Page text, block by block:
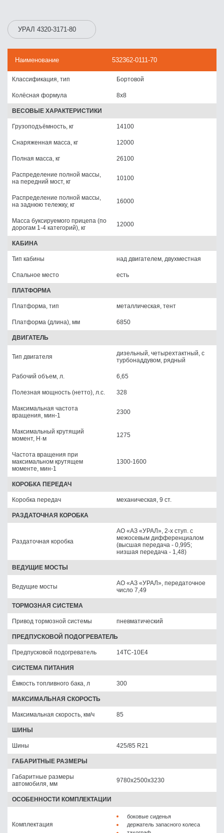
УРАЛ 4320-3171-80
Наименование 532362-0111-70
Классификация, тип Бортовой
Колёсная формула 8x8
ВЕСОВЫЕ ХАРАКТЕРИСТИКИ
Грузоподъёмность, кг 14100
Снаряженная масса, кг 12000
Полная масса, кг 26100
Распределение полной массы,
на передний мост, кг
10100
Распределение полной массы,
на заднюю тележку, кг
16000
Масса буксируемого прицепа (по
дорогам 1-4 категорий), кг
12000
КАБИНА
Тип кабины над двигателем, двухместная
Спальное место есть
ПЛАТФОРМА
Платформа, тип металлическая, тент
Платформа (длина), мм 6850
ДВИГАТЕЛЬ
Тип двигателя
дизельный, четырехтактный, с
турбонаддувом, рядный
Рабочий объем, л. 6,65
Полезная мощность (нетто), л.с. 328
Максимальная частота
вращения, мин-1
2300
Максимальный крутящий
момент, Н·м
1275
Частота вращения при
максимальном крутящем
моменте, мин-1
1300-1600
КОРОБКА ПЕРЕДАЧ
Коробка передач механическая, 9 ст.
РАЗДАТОЧНАЯ КОРОБКА
Раздаточная коробка
АО «АЗ «УРАЛ», 2-х ступ. с
межосевым дифференциалом
(высшая передача - 0,995;
низшая передача - 1,48)
ВЕДУЩИЕ МОСТЫ
Ведущие мосты
АО «АЗ «УРАЛ», передаточное
число 7,49
ТОРМОЗНАЯ СИСТЕМА
Привод тормозной системы пневматический
ПРЕДПУСКОВОЙ ПОДОГРЕВАТЕЛЬ
Предпусковой подогреватель 14ТС-10Е4
СИСТЕМА ПИТАНИЯ
Ёмкость топливного бака, л 300
МАКСИМАЛЬНАЯ СКОРОСТЬ
Максимальная скорость, км/ч 85
ШИНЫ
Шины 425/85 R21
ГАБАРИТНЫЕ РАЗМЕРЫ
Габаритные размеры
автомобиля, мм
9780х2500х3230
ОСОБЕННОСТИ КОМПЛЕКТАЦИИ
Комплектация
боковые сиденья
держатель запасного колеса